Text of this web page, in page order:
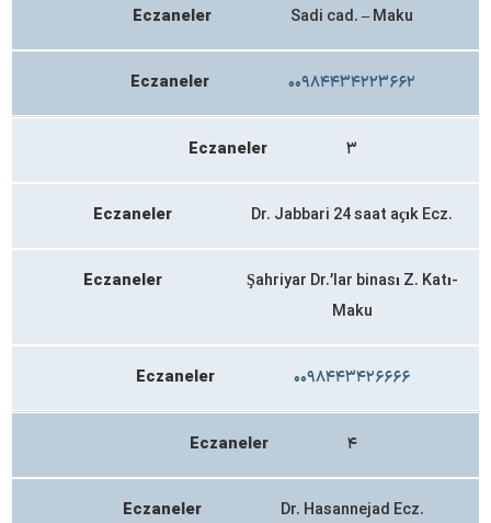
Eczaneler Sadi cad. – Maku
Eczaneler ۰۰۹۸۴۴۳۴۲۲۳۶۶۲
Eczaneler ۳
Eczaneler Dr. Jabbari 24 saat açık Ecz.
Eczaneler
Şahriyar Dr.’lar binası Z. Katı-
Maku
Eczaneler ۰۰۹۸۴۴۳۴۲۶۶۶۶
Eczaneler ۴
Eczaneler Dr. Hasannejad Ecz.